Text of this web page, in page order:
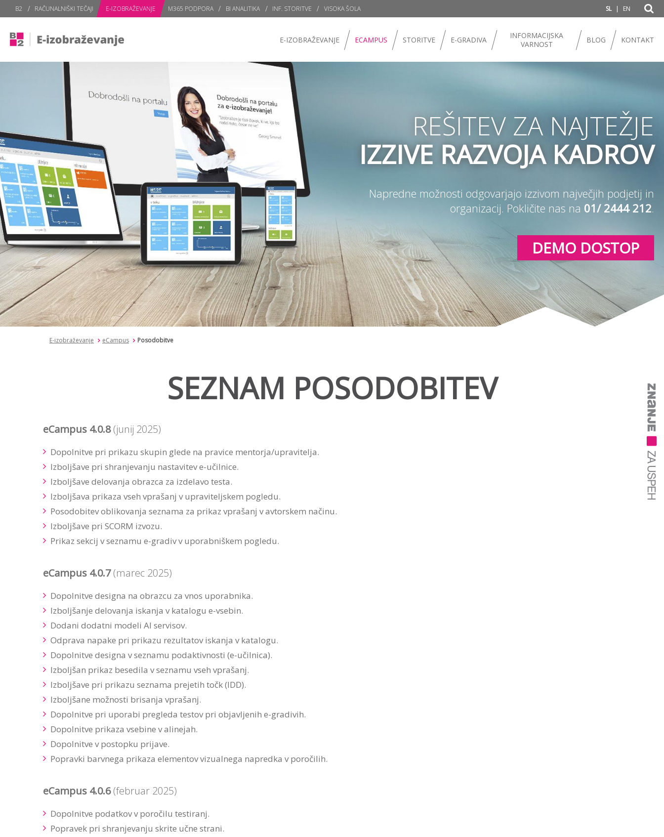
B2 RAČUNALNIŠKI TEČAJI E-IZOBRAŽEVANJE M365 PODPORA BI ANALITIKA INF. STORITVE VISOKA ŠOLA SL | EN
E-IZOBRAŽEVANJE ECAMPUS STORITVE E-GRADIVA
INFORMACIJSKA
VARNOST
BLOG KONTAKT
REŠITEV ZA NAJTEŽJE
IZZIVE RAZVOJA KADROV
Napredne možnosti odgovarjajo izzivom največjih podjetij in
organizacij. Pokličite nas na 01/ 2444 212.
DEMO DOSTOP
E-izobraževanje eCampus Posodobitve
SEZNAM POSODOBITEV
eCampus 4.0.8(junij 2025)
Dopolnitve pri prikazu skupin glede na pravice mentorja/upravitelja.
Izboljšave pri shranjevanju nastavitev e-učilnice.
Izboljšave delovanja obrazca za izdelavo testa.
Izboljšava prikaza vseh vprašanj v upraviteljskem pogledu.
Posodobitev oblikovanja seznama za prikaz vprašanj v avtorskem načinu.
Izboljšave pri SCORM izvozu.
Prikaz sekcij v seznamu e-gradiv v uporabniškem pogledu.
eCampus 4.0.7(marec 2025)
Dopolnitve designa na obrazcu za vnos uporabnika.
Izboljšanje delovanja iskanja v katalogu e-vsebin.
Dodani dodatni modeli AI servisov.
Odprava napake pri prikazu rezultatov iskanja v katalogu.
Dopolnitve designa v seznamu podaktivnosti (e-učilnica).
Izboljšan prikaz besedila v seznamu vseh vprašanj.
Izboljšave pri prikazu seznama prejetih točk (IDD).
Izboljšane možnosti brisanja vprašanj.
Dopolnitve pri uporabi pregleda testov pri objavljenih e-gradivih.
Dopolnitve prikaza vsebine v alinejah.
Dopolnitve v postopku prijave.
Popravki barvnega prikaza elementov vizualnega napredka v poročilih.
eCampus 4.0.6(februar 2025)
Dopolnitve podatkov v poročilu testiranj.
Popravek pri shranjevanju skrite učne strani.